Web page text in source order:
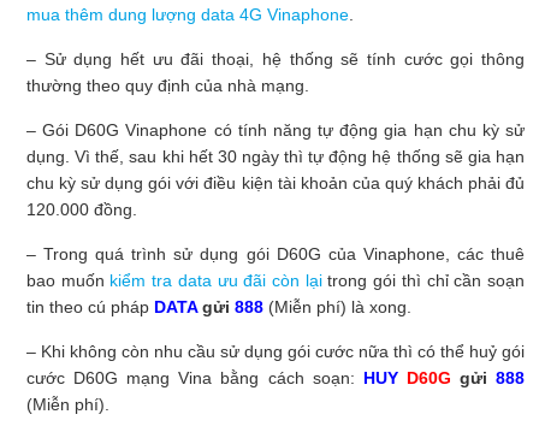
mua thêm dung lượng data 4G Vinaphone.
– Sử dụng hết ưu đãi thoại, hệ thống sẽ tính cước gọi thông
thường theo quy định của nhà mạng.
– Gói D60G Vinaphone có tính năng tự động gia hạn chu kỳ sử
dụng. Vì thế, sau khi hết 30 ngày thì tự động hệ thống sẽ gia hạn
chu kỳ sử dụng gói với điều kiện tài khoản của quý khách phải đủ
120.000 đồng.
– Trong quá trình sử dụng gói D60G của Vinaphone, các thuê
bao muốn kiểm tra data ưu đãi còn lạitrong gói thì chỉ cần soạn
tin theo cú pháp DATAgửi 888 (Miễn phí) là xong.
– Khi không còn nhu cầu sử dụng gói cước nữa thì có thể huỷ gói
cước D60G mạng Vina bằng cách soạn: HUY D60G gửi888
(Miễn phí).